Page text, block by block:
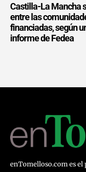
Castilla-La Mancha
entre las
financiadas, según
informe de Fedea
enTomelloso.com es el